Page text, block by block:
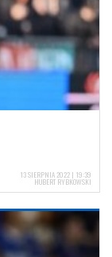
13 SIERPNIA 2022 | 19:39
HUBERT RYBKOWSKI